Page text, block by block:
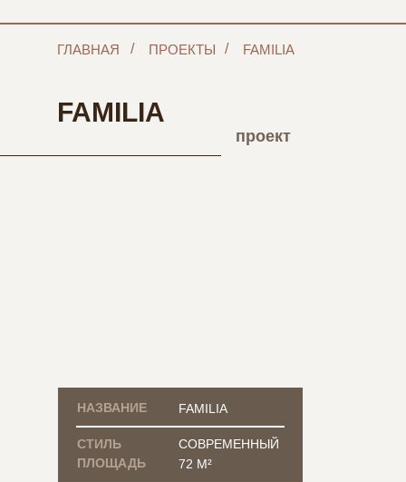
ПРОЕКТЫ FAMILIA
ГЛАВНАЯ
FAMILIA
проект
/ /
НАЗВАНИЕ
СТИЛЬ
ПЛОЩАДЬ
FAMILIA
СОВРЕМЕННЫЙ
72 М²